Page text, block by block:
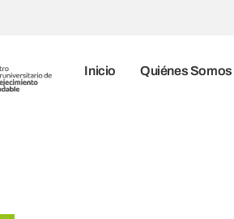
Inicio Quiénes Somos